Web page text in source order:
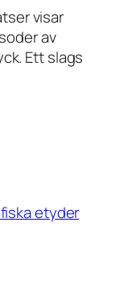
visar
av
Ett slags
etyder